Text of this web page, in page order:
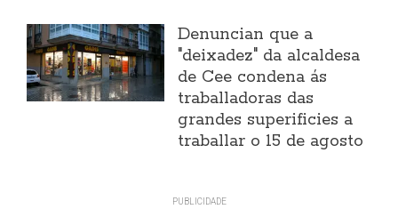
Denuncian que a
"deixadez" da alcaldesa
de Cee condena ás
traballadoras das
grandes superificies a
traballar o 15 de agosto